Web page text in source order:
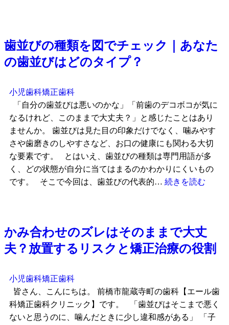
歯並びの種類を図でチェック｜あなた
の歯並びはどのタイプ？
小児歯科矯正歯科
「自分の歯並びは悪いのかな」「前歯のデコボコが気に
なるけれど、このままで大丈夫？」と感じたことはあり
ませんか。 歯並びは見た目の印象だけでなく、噛みやす
さや歯磨きのしやすさなど、お口の健康にも関わる大切
な要素です。 とはいえ、歯並びの種類は専門用語が多
く、どの状態が自分に当てはまるのかわかりにくいもの
です。 そこで今回は、歯並びの代表的… 続きを読む
かみ合わせのズレはそのままで大丈
夫？放置するリスクと矯正治療の役割
小児歯科矯正歯科
皆さん、こんにちは。 前橋市龍蔵寺町の歯科【エール歯
科矯正歯科クリニック】です。 「歯並びはそこまで悪く
ないと思うのに、噛んだときに少し違和感がある」 「子